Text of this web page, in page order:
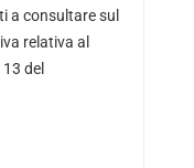
a consultare sul
relativa al
del